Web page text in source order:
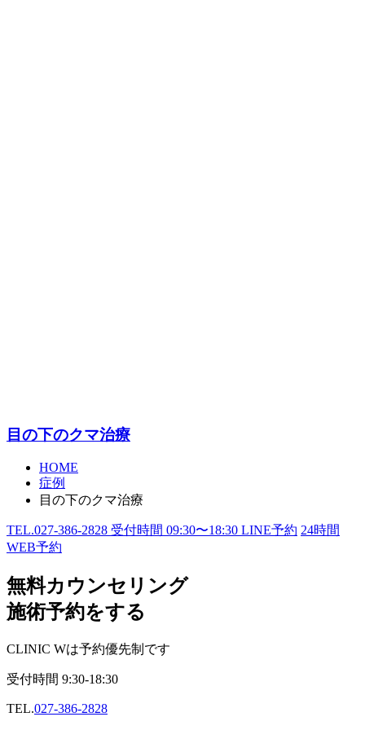
目の下のクマ治療
HOME
症例
目の下のクマ治療
TEL.027-386-2828 受付時間 09:30〜18:30 LINE予約 24時間
WEB予約
無料カウンセリング
施術予約をする
CLINIC Wは予約優先制です
受付時間 9:30-18:30
TEL.027-386-2828